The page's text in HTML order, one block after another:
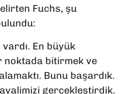
Fuchs, şu
En büyük
noktada bitirmek ve
Bunu başardık.
gerçekleştirdik.